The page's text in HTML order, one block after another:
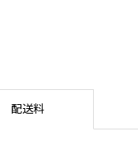
配送料